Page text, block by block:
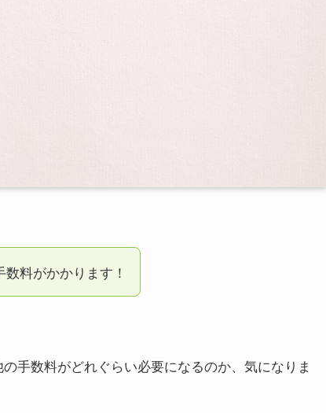
料がかかります！
手数料がどれぐらい必要になるのか、気になりま